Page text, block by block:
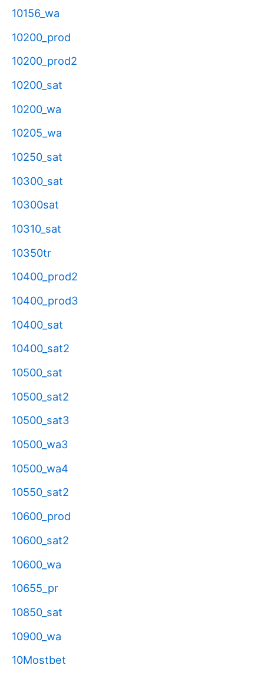
10156_wa
10200_prod
10200_prod2
10200_sat
10200_wa
10205_wa
10250_sat
10300_sat
10300sat
10310_sat
10350tr
10400_prod2
10400_prod3
10400_sat
10400_sat2
10500_sat
10500_sat2
10500_sat3
10500_wa3
10500_wa4
10550_sat2
10600_prod
10600_sat2
10600_wa
10655_pr
10850_sat
10900_wa
10Mostbet